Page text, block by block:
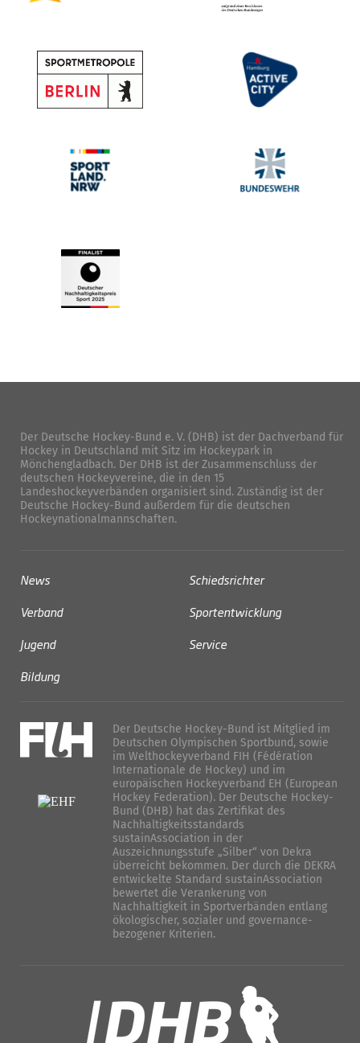
Der Deutsche Hockey-Bund e. V. (DHB) ist der Dachverband für
Hockey in Deutschland mit Sitz im Hockeypark in
Mönchengladbach. Der DHB ist der Zusammenschluss der
deutschen Hockeyvereine, die in den 15
Landeshockeyverbänden organisiert sind. Zuständig ist der
Deutsche Hockey-Bund außerdem für die deutschen
Hockeynationalmannschaften.
News
Verband
Jugend
Bildung
Schiedsrichter
Sportentwicklung
Service
Der Deutsche Hockey-Bund ist Mitglied im
Deutschen Olympischen Sportbund, sowie
im Welthockeyverband FIH (Fédération
Internationale de Hockey) und im
europäischen Hockeyverband EH (European
Hockey Federation). Der Deutsche Hockey-
Bund (DHB) hat das Zertifikat des
Nachhaltigkeitsstandards
sustainAssociation in der
Auszeichnungsstufe „Silber“ von Dekra
überreicht bekommen. Der durch die DEKRA
entwickelte Standard sustainAssociation
bewertet die Verankerung von
Nachhaltigkeit in Sportverbänden entlang
ökologischer, sozialer und governance-
bezogener Kriterien.